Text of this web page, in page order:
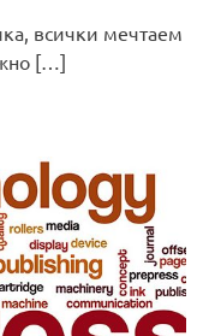
всички мечтаем
[…]